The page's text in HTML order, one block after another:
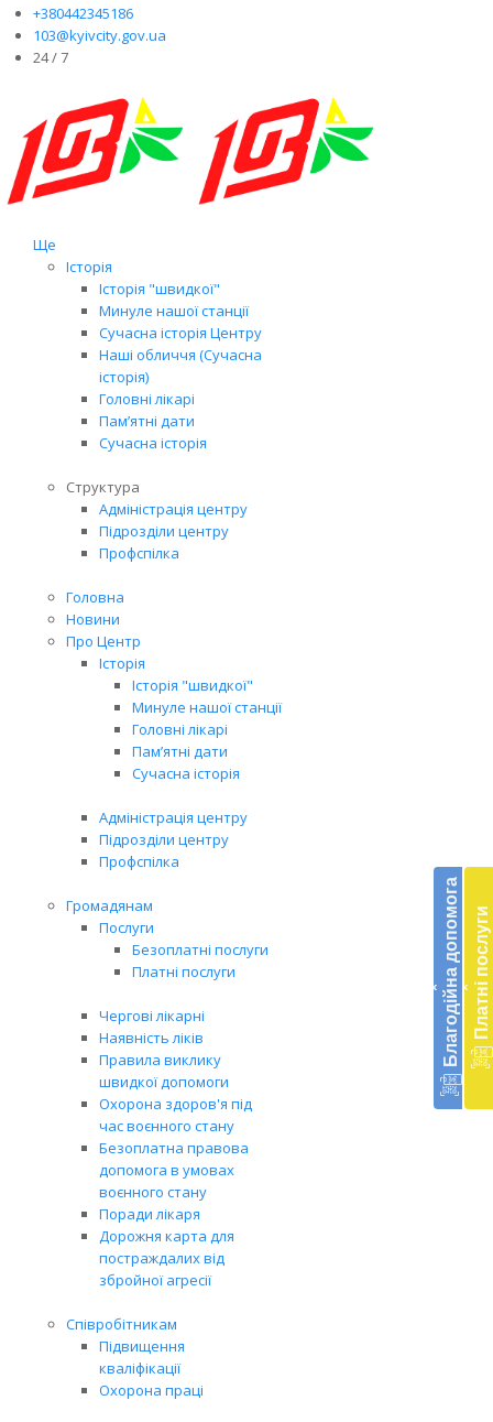
+380442345186
103@kyivcity.gov.ua
24 / 7
Ще
Історія
Історія "швидкої"
Минуле нашої станції
Сучасна історія Центру
Наші обличчя (Сучасна
історія)
Головні лікарі
Пам’ятні дати
Сучасна історія
Структура
Адміністрація центру
Підрозділи центру
Профспілка
Головна
Новини
Про Центр
Історія
Історія "швидкої"
Минуле нашої станції
Головні лікарі
Пам’ятні дати
Сучасна історія
Адміністрація центру
Підрозділи центру
Профспілка
Громадянам
Послуги
Безоплатні послуги
Платні послуги
Чергові лікарні
Наявність ліків
Правила виклику
швидкої допомоги
Охорона здоров'я під
час воєнного стану
Безоплатна правова
допомога в умовах
воєнного стану
Поради лікаря
Дорожня карта для
постраждалих від
збройної агресії
Співробітникам
Підвищення
кваліфікації
Охорона праці
‹ Благодійна допомога ‹ Платні послуги